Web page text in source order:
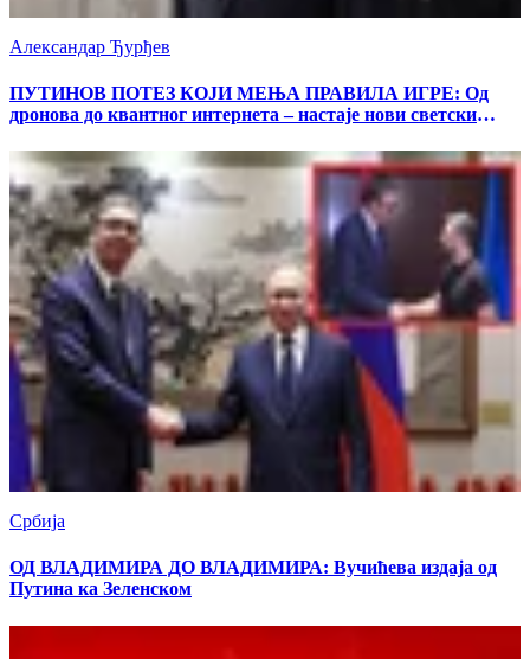
Александар Ђурђев
ПУТИНОВ ПОТЕЗ КОЈИ МЕЊА ПРАВИЛА ИГРЕ: Од
дронова до квантног интернета – настаје нови светски
Србија
ОД ВЛАДИМИРА ДО ВЛАДИМИРА: Вучићева издаја од
Путина ка Зеленском